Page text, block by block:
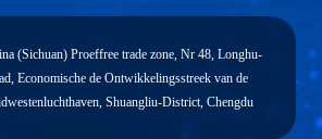
(Sichuan) Proeffree trade zone, Nr 48, Longhu-
Economische de Ontwikkelingsstreek van de
Shuangliu-District, Chengdu